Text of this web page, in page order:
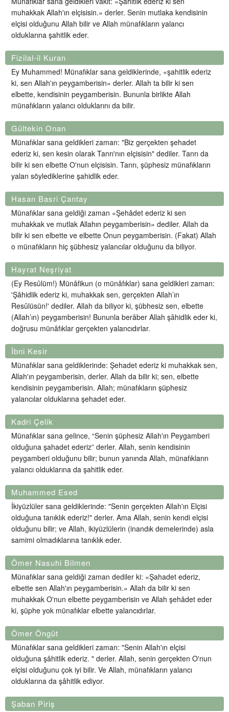
muhakkak Allah'ın elçisisin.» derler. Senin mutlaka kendisinin
elçisi olduğunu Allah bilir ve Allah münafıkların yalancı
olduklarına şahitlik eder.
Fizilal-il Kuran
Ey Muhammed! Münafıklar sana geldiklerinde, «şahitlik ederiz
ki, sen Allah'ın peygamberisin» derler. Allah ta bilir ki sen
elbette, kendisinin peygamberisin. Bununla birlikte Allah
münafıkların yalancı olduklarını da bilir.
Gültekin Onan
Münafıklar sana geldikleri zaman: "Biz gerçekten şehadet
ederiz ki, sen kesin olarak Tanrı'nın elçisisin" dediler. Tanrı da
bilir ki sen elbette O'nun elçisisin. Tanrı, şüphesiz münafıkların
yalan söylediklerine şahidlik eder.
Hasan Basri Çantay
Münafıklar sana geldiği zaman «Şehâdet ederiz ki sen
muhakkak ve mutlak Allahın peygamberisin» dediler. Allah da
bilir ki sen elbette ve elbette Onun peygamberisin. (Fakat) Allah
o münafıkların hiç şübhesiz yalancılar olduğunu da biliyor.
Hayrat Neşriyat
(Ey Resûlüm!) Münâfikun (o münâfıklar) sana geldikleri zaman:
'Şâhidlik ederiz ki, muhakkak sen, gerçekten Allah’ın
Resûlüsün!' dediler. Allah da biliyor ki, şübhesiz sen, elbette
(Allah’ın) peygamberisin! Bununla berâber Allah şâhidlik eder ki,
doğrusu münâfıklar gerçekten yalancıdırlar.
İbni Kesir
Münafıklar sana geldiklerinde: Şehadet ederiz ki muhakkak sen,
Allah'ın peygamberisin, derler. Allah da bilir ki; sen, elbette
kendisinin peygamberisin. Allah; münafıkların şüphesiz
yalancılar olduklarına şehadet eder.
Kadri Çelik
Münafıklar sana gelince, “Senin şüphesiz Allah'ın Peygamberi
olduğuna şahadet ederiz” derler. Allah, senin kendisinin
peygamberi olduğunu bilir; bunun yanında Allah, münafıkların
yalancı olduklarına da şahitlik eder.
Muhammed Esed
İkiyüzlüler sana geldiklerinde: "Senin gerçekten Allah'ın Elçisi
olduğuna tanıklık ederiz!" derler. Ama Allah, senin kendi elçisi
olduğunu bilir; ve Allah, ikiyüzlülerin (inandık demelerinde) asla
samimi olmadıklarına tanıklık eder.
Ömer Nasuhi Bilmen
Münafıklar sana geldiği zaman dediler ki: «Şahadet ederiz,
elbette sen Allah'ın peygamberisin.» Allah da bilir ki sen
muhakkak O'nun elbette peygamberisin ve Allah şehâdet eder
ki, şüphe yok münafıklar elbette yalancıdırlar.
Ömer Öngüt
Münafıklar sana geldikleri zaman: "Senin Allah'ın elçisi
olduğuna şâhitlik ederiz. " derler. Allah, senin gerçekten O'nun
elçisi olduğunu çok iyi bilir. Ve Allah, münafıkların yalancı
olduklarına da şâhitlik ediyor.
Şaban Piriş